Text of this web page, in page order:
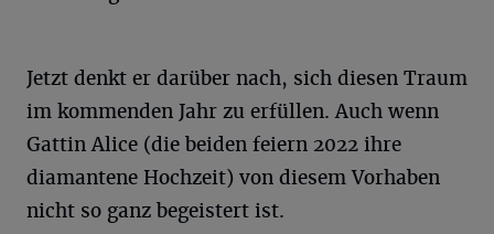
Jetzt denkt er darüber nach, sich diesen Traum
im kommenden Jahr zu erfüllen. Auch wenn
Gattin Alice (die beiden feiern 2022 ihre
diamantene Hochzeit) von diesem Vorhaben
nicht so ganz begeistert ist.